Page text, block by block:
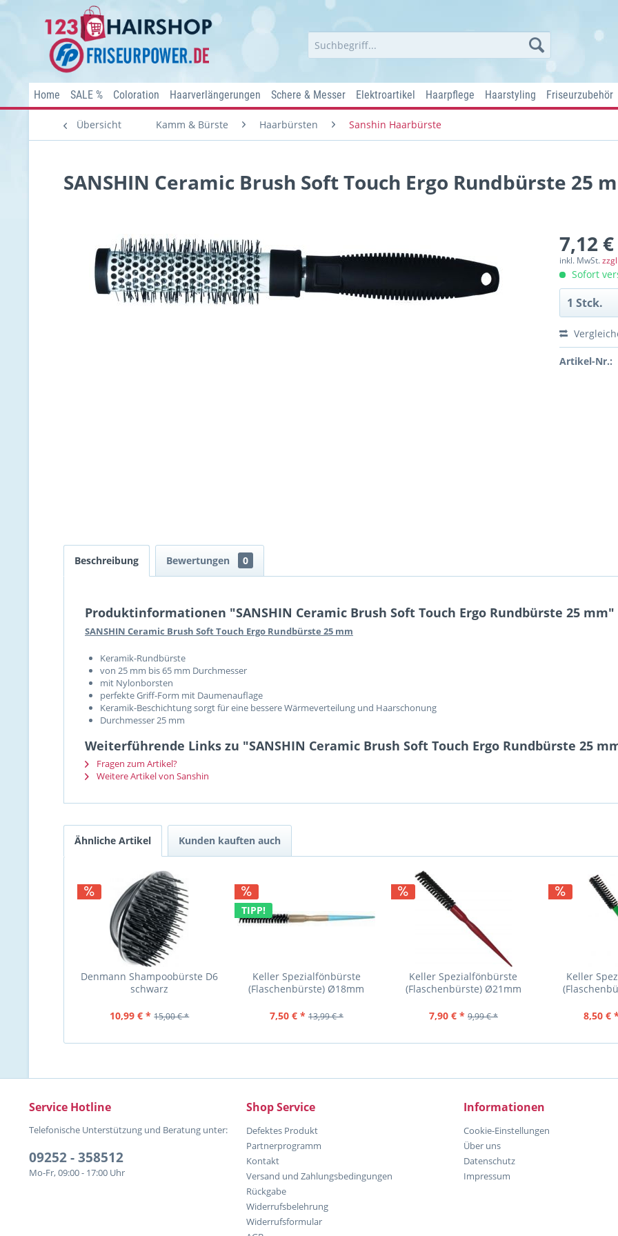
Home SALE % Coloration Haarverlängerungen Schere & Messer Elektroartikel Haarpflege Haarstyling Friseurzubehör
Übersicht Kamm & Bürste Haarbürsten Sanshin Haarbürste
SANSHIN Ceramic Brush Soft Touch Ergo Rundbürste 25
7,12
inkl. MwSt.
Sofort
Artikel-Nr.:
Beschreibung Bewertungen 0
Produktinformationen "SANSHIN Ceramic Brush Soft Touch Ergo Rundbürste 25 mm"
SANSHIN Ceramic Brush Soft Touch Ergo Rundbürste 25 mm
Keramik-Rundbürste
von 25 mm bis 65 mm Durchmesser
mit Nylonborsten
perfekte Griff-Form mit Daumenauflage
Keramik-Beschichtung sorgt für eine bessere Wärmeverteilung und Haarschonung
Durchmesser 25 mm
Weiterführende Links zu "SANSHIN Ceramic Brush Soft Touch Ergo Rundbürste 25
Fragen zum Artikel?
Weitere Artikel von Sanshin
Ähnliche Artikel Kunden kauften auch
Denmann Shampoobürste D6
schwarz
10,99 € * 15,00 € *
TIPP!
Keller Spezialfönbürste
(Flaschenbürste) Ø18mm
7,50 € * 13,99 € *
Keller Spezialfönbürste
(Flaschenbürste) Ø21mm
7,90 € * 9,99 € *
Keller
8,50 €
Service Hotline
Telefonische Unterstützung und Beratung unter:
09252 - 358512
Mo-Fr, 09:00 - 17:00 Uhr
Shop Service
Defektes Produkt
Partnerprogramm
Kontakt
Versand und Zahlungsbedingungen
Rückgabe
Widerrufsbelehrung
Widerrufsformular
Informationen
Cookie-Einstellungen
Über uns
Datenschutz
Impressum